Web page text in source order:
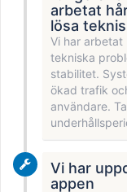
arbetat
lösa
Vi har arbetat
tekniska
stabilitet.
ökad trafik
användare.
Vi har
appen